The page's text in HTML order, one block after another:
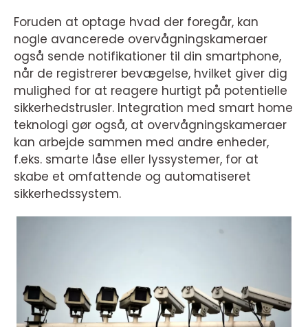
Foruden at optage hvad der foregår, kan
nogle avancerede overvågningskameraer
også sende notifikationer til din smartphone,
når de registrerer bevægelse, hvilket giver dig
mulighed for at reagere hurtigt på potentielle
sikkerhedstrusler. Integration med smart home
teknologi gør også, at overvågningskameraer
kan arbejde sammen med andre enheder,
f.eks. smarte låse eller lyssystemer, for at
skabe et omfattende og automatiseret
sikkerhedssystem.